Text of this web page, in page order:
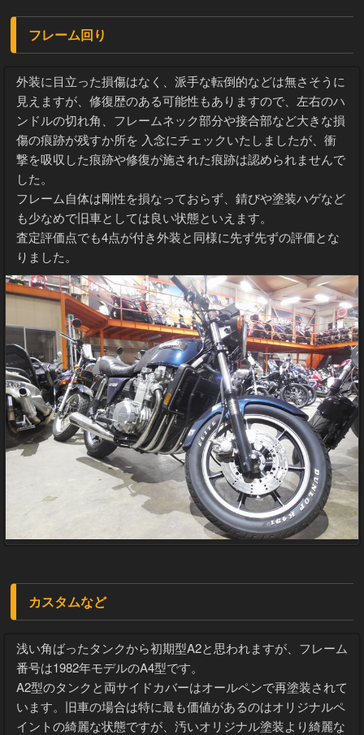
フレーム回り
外装に目立った損傷はなく、派手な転倒的などは無さそうに
見えますが、修復歴のある可能性もありますので、左右のハ
ンドルの切れ角、フレームネック部分や接合部など大きな損
傷の痕跡が残すか所を 入念にチェックいたしましたが、衝
撃を吸収した痕跡や修復が施された痕跡は認められませんで
した。
フレーム自体は剛性を損なっておらず、錆びや塗装ハゲなど
も少なめで旧車としては良い状態といえます。
査定評価点でも4点が付き外装と同様に先ず先ずの評価とな
りました。
カスタムなど
浅い角ばったタンクから初期型A2と思われますが、フレーム
番号は1982年モデルのA4型です。
A2型のタンクと両サイドカバーはオールペンで再塗装されて
います。旧車の場合は特に最も価値があるのはオリジナルペ
イントの綺麗な状態ですが、汚いオリジナル塗装より綺麗な